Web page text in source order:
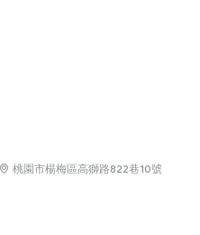
桃園市楊梅區高獅路822巷10號